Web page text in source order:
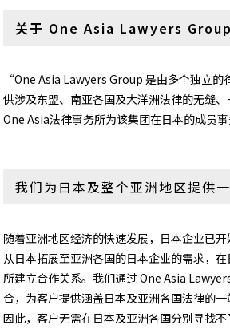
关于 One Asia Lawyers Group
“One Asia Lawyers Group 是由多个独立
供涉及东盟、南亚各国及大洋洲法律的无缝、
One Asia法律事务所为该集团在日本的成员事
我们为日本及整个亚洲地区提供
随着亚洲地区经济的快速发展，日本企业已
从日本拓展至亚洲各国的日本企业的需求，
所建立合作关系。我们通过 One Asia
合，为客户提供涵盖日本及亚洲各国法律的一
因此，客户无需在日本及亚洲各国分别寻找